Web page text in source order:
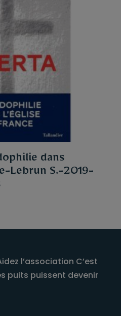
dans
Lebrun S.-2019-
l’association C’est
puits puissent devenir